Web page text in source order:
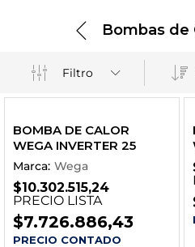
Bombas de
Filtro
BOMBA DE CALOR
WEGA INVERTER 25
Marca: Wega
$10.302.515,24
PRECIO LISTA
$7.726.886,43
PRECIO CONTADO